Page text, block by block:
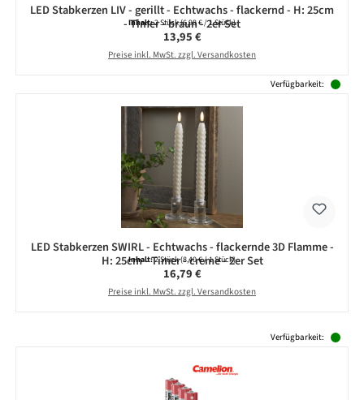
LED Stabkerzen LIV - gerillt - Echtwachs - flackernd - H: 25cm
- Timer - braun - 2er Set
Inhalt:2 Stück(6,98 € / 1 Stück)
Regulärer Preis:
13,95 €
Preise inkl. MwSt. zzgl. Versandkosten
Verfügbarkeit:
LED Stabkerzen SWIRL - Echtwachs - flackernde 3D Flamme -
H: 25cm - Timer - creme - 2er Set
Inhalt:2 Stück(8,40 € / 1 Stück)
Regulärer Preis:
16,79 €
Preise inkl. MwSt. zzgl. Versandkosten
Verfügbarkeit: